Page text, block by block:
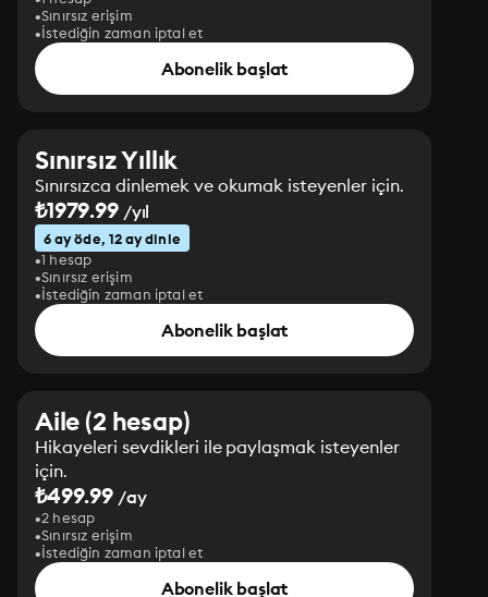
Sınırsız erişim
İstediğin zaman iptal et
Abonelik başlat
Sınırsız Yıllık
Sınırsızca dinlemek ve okumak isteyenler için.
₺1979.99/yıl
6 ay öde, 12 ay dinle
1 hesap
Sınırsız erişim
İstediğin zaman iptal et
Abonelik başlat
Aile (2 hesap)
Hikayeleri sevdikleri ile paylaşmak isteyenler
için.
₺499.99 /ay
2 hesap
Sınırsız erişim
İstediğin zaman iptal et
Abonelik başlat